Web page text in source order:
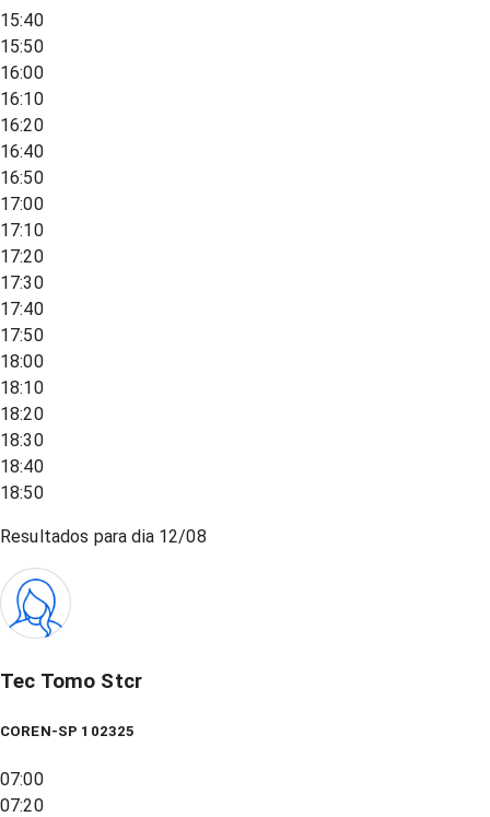
15:40
15:50
16:00
16:10
16:20
16:40
16:50
17:00
17:10
17:20
17:30
17:40
17:50
18:00
18:10
18:20
18:30
18:40
18:50
Resultados para dia 12/08
Tec Tomo Stcr
COREN-SP 102325
07:00
07:20